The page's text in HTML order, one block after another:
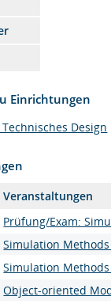
Einrichtungen
Design
Veranstaltungen
Prüfung/Exam:
Simulation
Simulation
Object-oriented